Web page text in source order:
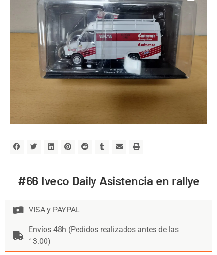
#66 Iveco Daily Asistencia en rallye
VISA y PAYPAL
Envíos 48h (Pedidos realizados antes de las
13:00)